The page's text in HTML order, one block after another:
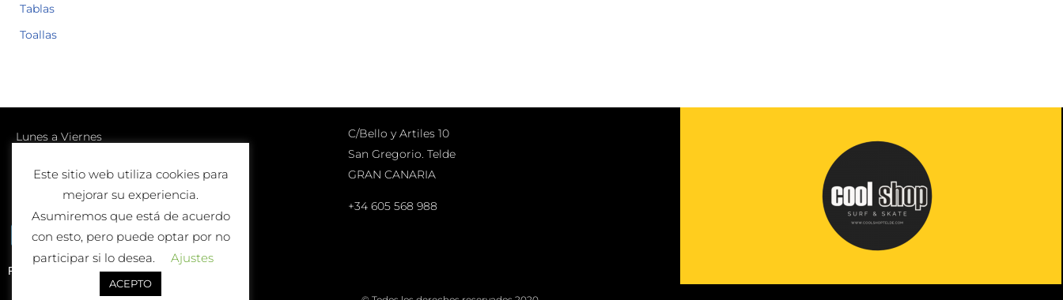
Tablas
Toallas
Lunes a Viernes
Sábados
10:00-13:00
C/Bello y Artiles 10
San Gregorio. Telde
GRAN CANARIA
+34 605 568 988
Política de Devolución o Cambio
Este sitio web utiliza cookies para
mejorar su experiencia.
Asumiremos que está de acuerdo
con esto, pero puede optar por no
participar si lo desea.
Ajustes
ACEPTO